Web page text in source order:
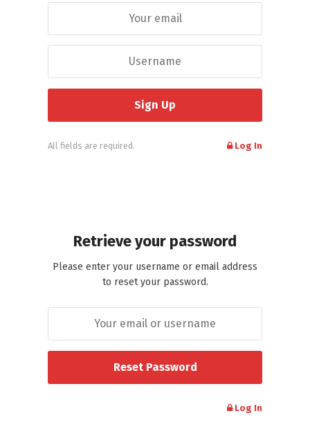
All fields are required. Log In
Retrieve your password
Please enter your username or email address
to reset your password.
Log In